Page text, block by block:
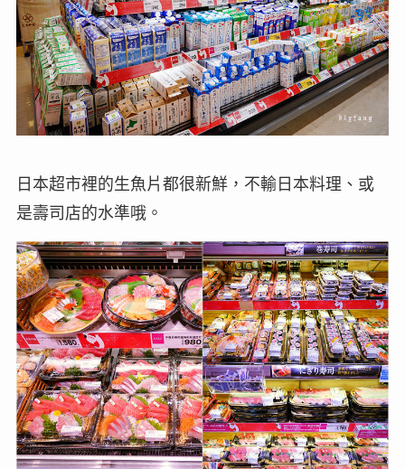
日本超市裡的生魚片都很新鮮，不輸日本料理、或
是壽司店的水準哦。